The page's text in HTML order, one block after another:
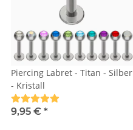
Piercing Labret - Titan - Silber
- Kristall
9,95 € *